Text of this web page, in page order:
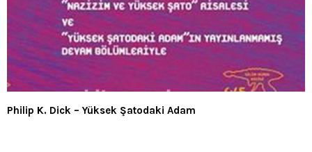
Philip K. Dick – Yüksek Şatodaki Adam